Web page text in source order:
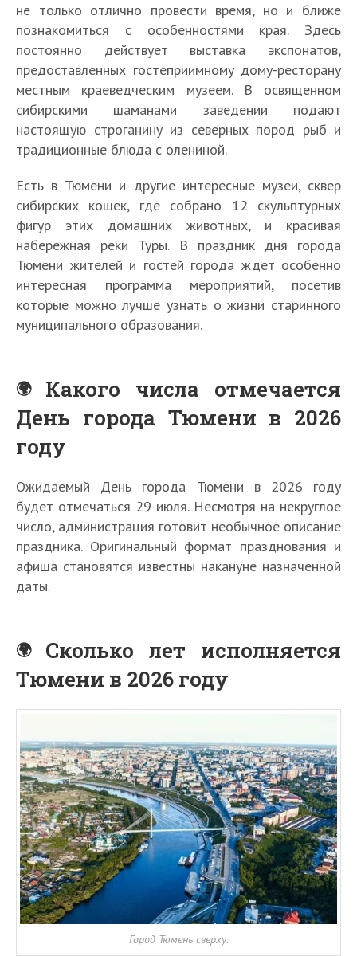
не только отлично провести время, но и ближе
познакомиться с особенностями края. Здесь
постоянно действует выставка экспонатов,
предоставленных гостеприимному дому-ресторану
местным краеведческим музеем. В освященном
сибирскими шаманами заведении подают
настоящую строганину из северных пород рыб и
традиционные блюда с олениной.
Есть в Тюмени и другие интересные музеи, сквер
сибирских кошек, где собрано 12 скульптурных
фигур этих домашних животных, и красивая
набережная реки Туры. В праздник дня города
Тюмени жителей и гостей города ждет особенно
интересная программа мероприятий, посетив
которые можно лучше узнать о жизни старинного
муниципального образования.
Какого числа отмечается
День города Тюмени в 2026
году
Ожидаемый День города Тюмени в 2026 году
будет отмечаться 29 июля. Несмотря на некруглое
число, администрация готовит необычное описание
праздника. Оригинальный формат празднования и
афиша становятся известны накануне назначенной
даты.
Сколько лет исполняется
Тюмени в 2026 году
Город Тюмень сверху.